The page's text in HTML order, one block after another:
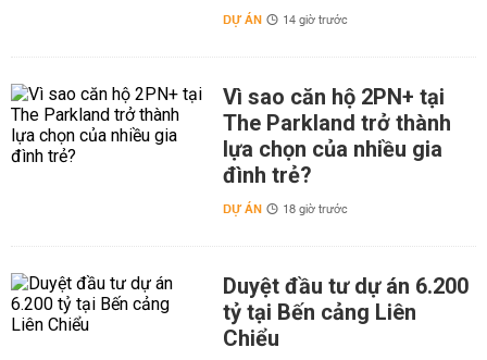
DỰ ÁN 14 giờ trước
Vì sao căn hộ 2PN+ tại
The Parkland trở thành
lựa chọn của nhiều gia
đình trẻ?
DỰ ÁN 18 giờ trước
Duyệt đầu tư dự án 6.200
tỷ tại Bến cảng Liên
Chiểu